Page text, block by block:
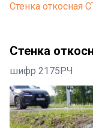
Стенка откосная
Стенка
шифр 2175РЧ